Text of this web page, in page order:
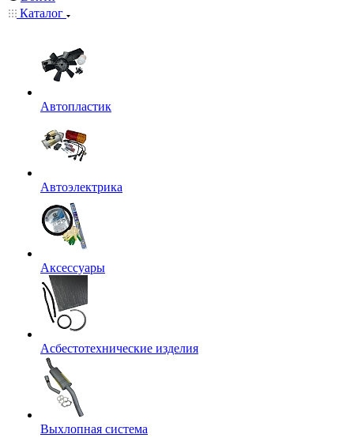
Каталог
Автопластик
Автоэлектрика
Аксессуары
Асбестотехнические изделия
Выхлопная система